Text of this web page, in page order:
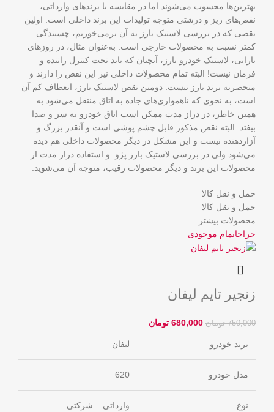
بهترین‌ها محسوب می‌شوند اما در مقایسه با برندهای وارداتی،
نقص‌های ریز و درشتی متوجه تولیدات این برند داخلی است. اولین
نقصی که در بررسی لاستیک بارز به آن برمی‌خوریم، چسبندگی
کمتر نسبت به محصولات خارجی است. به‌عنوان مثال، در روزهای
بارانی، لاستیک خودرو بارز، آنچنان که باید تحت کنترل راننده و
فرمان نیست! البته تمام محصولات داخلی نیز این نقص را دارند و
منحصربه برند بارز نیست. دومین نقص لاستیک بارز، انعطاف کم آن
است، به نحوی که ناهمواری‌های جاده به اتاق منتقل می‌شود به
همین خاطر، در دراز مدت ممکن است اتاق خودرو به سر و صدا
بیفتد. البته نقص مذکور قابل چشم پوشی است و آنقدر بزرگ و
آزاردهنده نیست و این مشکل در دیگر محصولات داخلی هم دیده
می‌شود ولی در بررسی لاستیک بارز پژو و استفاده دراز مدت از
محصولات این برند و دیگر محصولات رقیب، متوجه آن می‌شوید.
حمل و نقل کالا
حمل و نقل کالا
محصولات بیشتر
حراجاتمام موجودی
زنجیر تایم لیفان
750,000 تومان 680,000 تومان
برند خودرو لیفان
مدل خودرو 620
نوع وارداتی – شرکتی